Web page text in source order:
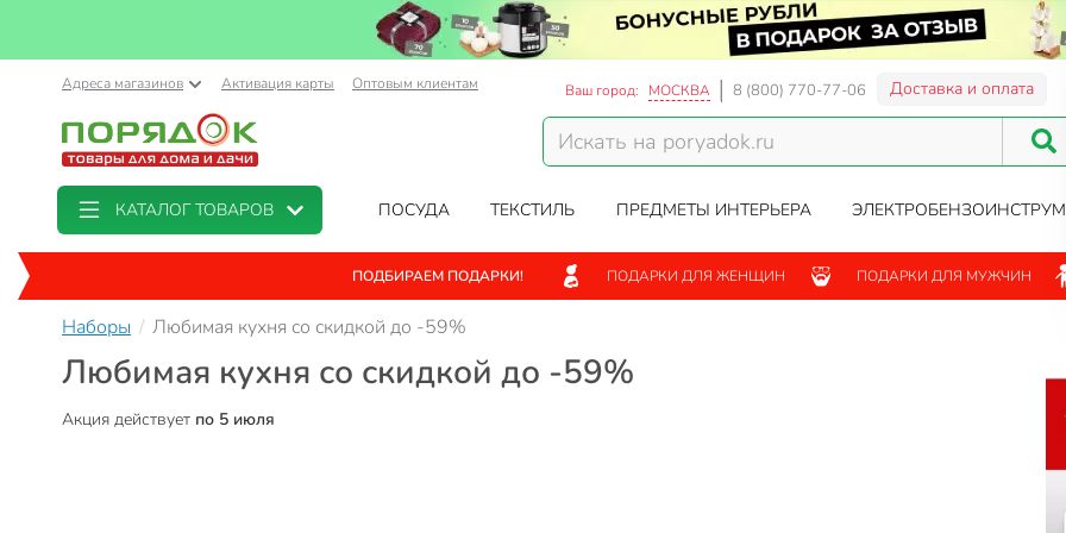
Адреса магазинов Активация карты Оптовым клиентам Ваш город: МОСКВА 8 (800) 770-77-06 Доставка и оплата
КАТАЛОГ ТОВАРОВ ПОСУДА ТЕКСТИЛЬ ПРЕДМЕТЫ ИНТЕРЬЕРА
ПОДБИРАЕМ ПОДАРКИ! ПОДАРКИ ДЛЯ ЖЕНЩИН ПОДАРКИ ДЛЯ МУЖЧИН
Наборы Любимая кухня со скидкой до -59%
Любимая кухня со скидкой до -59%
Акция действует по 5 июля